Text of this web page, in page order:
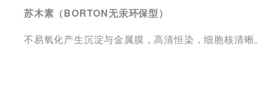
苏木素 （BORTON无汞环保型）
不易氧化产生沉淀与金属膜，高清恒染，细胞核清晰。